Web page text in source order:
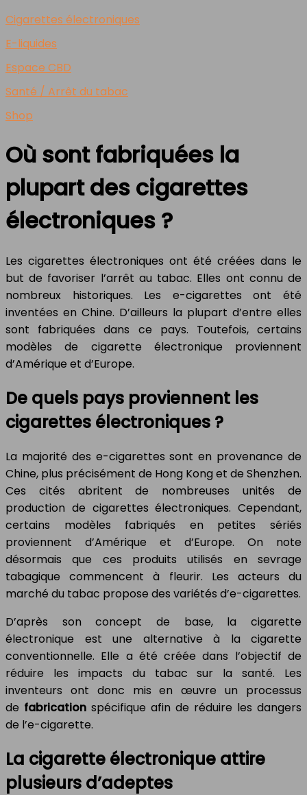
Cigarettes électroniques
E-liquides
Espace CBD
Santé / Arrêt du tabac
Shop
Où sont fabriquées la
plupart des cigarettes
électroniques ?
Les cigarettes électroniques ont été créées dans le
but de favoriser l’arrêt au tabac. Elles ont connu de
nombreux historiques. Les e-cigarettes ont été
inventées en Chine. D’ailleurs la plupart d’entre elles
sont fabriquées dans ce pays. Toutefois, certains
modèles de cigarette électronique proviennent
d’Amérique et d’Europe.
De quels pays proviennent les
cigarettes électroniques ?
La majorité des e-cigarettes sont en provenance de
Chine, plus précisément de Hong Kong et de Shenzhen.
Ces cités abritent de nombreuses unités de
production de cigarettes électroniques. Cependant,
certains modèles fabriqués en petites sériés
proviennent d’Amérique et d’Europe. On note
désormais que ces produits utilisés en sevrage
tabagique commencent à fleurir. Les acteurs du
marché du tabac propose des variétés d’e-cigarettes.
D’après son concept de base, la cigarette
électronique est une alternative à la cigarette
conventionnelle. Elle a été créée dans l’objectif de
réduire les impacts du tabac sur la santé. Les
inventeurs ont donc mis en œuvre un processus
de fabrication spécifique afin de réduire les dangers
de l’e-cigarette.
La cigarette électronique attire
plusieurs d’adeptes